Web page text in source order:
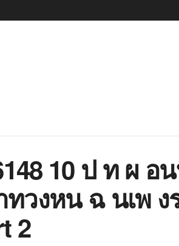
10 ป ท ผ อ
วงหน ฉ นเพ ง
2